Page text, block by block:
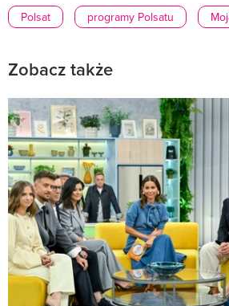
Polsat programy Polsatu
Zobacz także